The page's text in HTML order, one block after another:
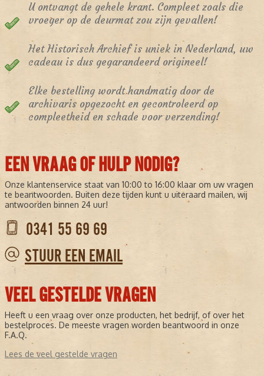
U ontvangt de gehele krant. Compleet zoals die
vroeger op de deurmat zou zijn gevallen!
Het Historisch Archief is uniek in Nederland, uw
cadeau is dus gegarandeerd origineel!
Elke bestelling wordt handmatig door de
archivaris opgezocht en gecontroleerd op
compleetheid en schade voor verzending!
EEN VRAAG OF HULP NODIG?
Onze klantenservice staat van 10:00 to 16:00 klaar om uw vragen
te beantwoorden. Buiten deze tijden kunt u uiteraard mailen, wij
antwoorden binnen 24 uur!
0341 55 69 69
STUUR EEN EMAIL
VEEL GESTELDE VRAGEN
Heeft u een vraag over onze producten, het bedrijf, of over het
bestelproces. De meeste vragen worden beantwoord in onze
F.A.Q.
Lees de veel gestelde vragen